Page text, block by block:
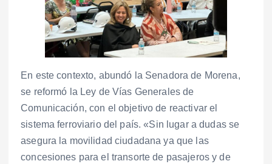
En este contexto, abundó la Senadora de Morena,
se reformó la Ley de Vías Generales de
Comunicación, con el objetivo de reactivar el
sistema ferroviario del país. «Sin lugar a dudas se
asegura la movilidad ciudadana ya que las
concesiones para el transorte de pasajeros y de